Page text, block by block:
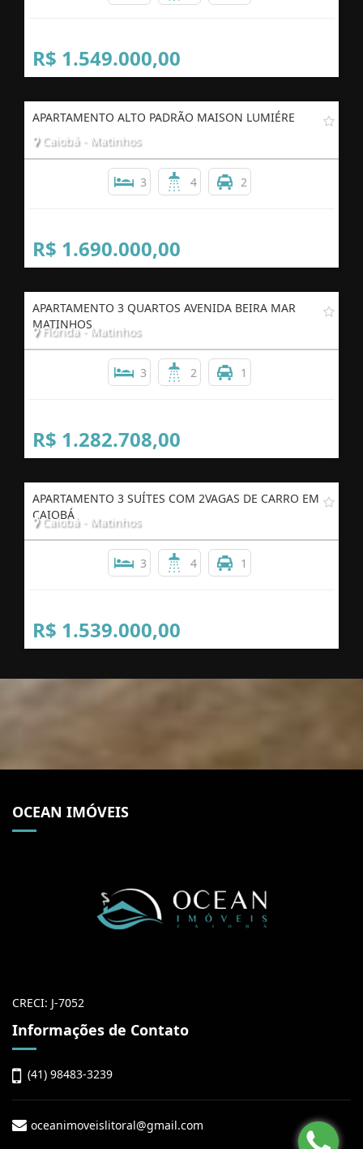
R$ 1.549.000,00
APARTAMENTO ALTO PADRÃO MAISON LUMIÉRE
Caiobá - Matinhos
3 4 2
R$ 1.690.000,00
APARTAMENTO 3 QUARTOS AVENIDA BEIRA MAR
MATINHOS
Flórida - Matinhos
3 2 1
R$ 1.282.708,00
APARTAMENTO 3 SUÍTES COM 2VAGAS DE CARRO EM
CAIOBÁ
Caiobá - Matinhos
3 4 1
R$ 1.539.000,00
OCEAN IMÓVEIS
CRECI: J-7052
Informações de Contato
(41) 98483-3239
oceanimoveislitoral@gmail.com